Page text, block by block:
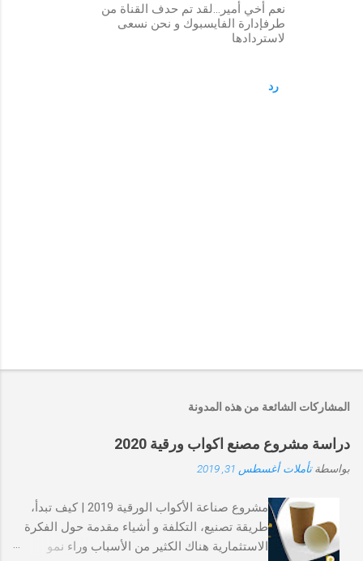
رد
نعم أخي أمير...لقد تم حدف القناة من
طرفإدارة الفايسبوك و نحن نسعى
لاستردادها
ا
ت
ع
ل
المشاركات الشائعة من هذه المدونة
دراسة مشروع مصنع اكواب ورقية 2020
بواسطةتأملات أغسطس 31, 2019
مشروع صناعة الأكواب الورقية 2019 | كيف تبدأ،
طريقة تصنيع، التكلفة و أشياء مقدمة حول الفكرة
الاستثمارية هناك الكثير من الأسباب وراء نمو